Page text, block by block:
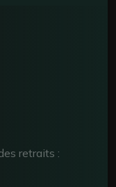
retraits :